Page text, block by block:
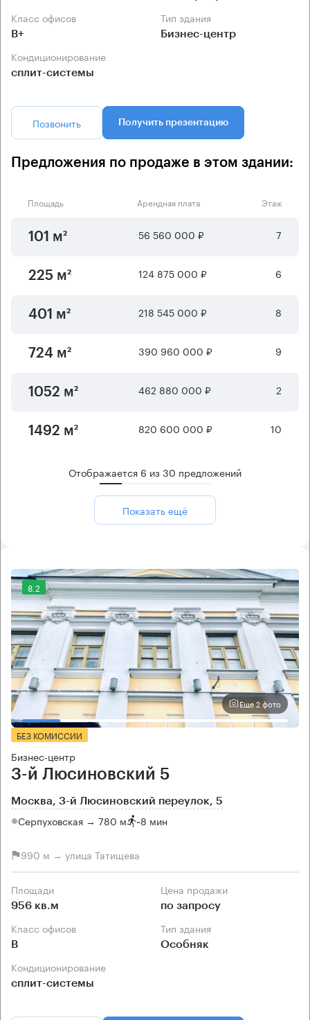
Класс офисов
B+
Тип здания
Бизнес-центр
Кондиционирование
сплит-системы
Позвонить Получить презентацию
Предложения по продаже в этом здании:
Площадь Арендная плата Этаж
101 м² 56 560 000 ₽ 7
225 м² 124 875 000 ₽ 6
401 м² 218 545 000 ₽ 8
724 м² 390 960 000 ₽ 9
1052 м² 462 880 000 ₽ 2
1492 м² 820 600 000 ₽ 10
Отображается 6 из30 предложений
Показать ещё
8.2
Еще 2 фото
БЕЗ КОМИССИИ
Бизнес-центр
3-й Люсиновский 5
Москва, 3-й Люсиновский переулок, 5
Серпуховская → 780 м ~8 мин
990 м → улица Татищева
Площади
956 кв.м
Цена продажи
по запросу
Класс офисов
B
Тип здания
Особняк
Кондиционирование
сплит-системы